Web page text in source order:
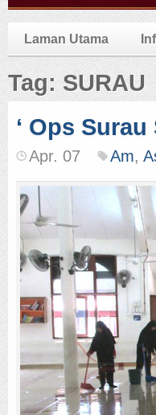
Laman Utama
Tag: SURAU
‘ Ops Surau
Apr. 07 Am,